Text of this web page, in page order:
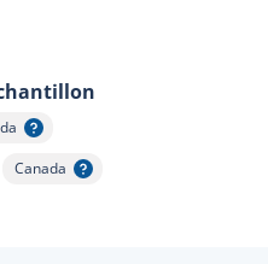
l'infobulle
Canada
Afficher l'infobulle